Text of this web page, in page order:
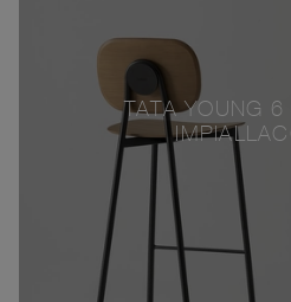
TATA YOUNG 6